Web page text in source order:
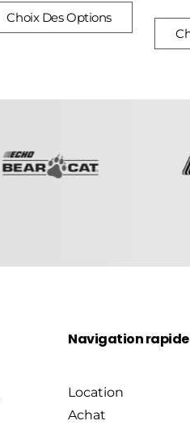
Choix Des Options
Navigation rapide
Location
Achat